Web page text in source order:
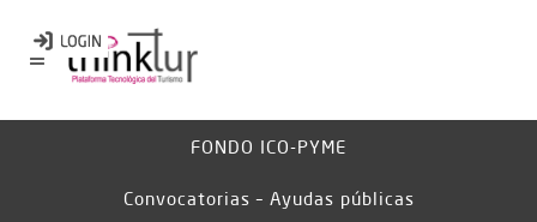
FONDO ICO-PYME
Convocatorias – Ayudas públicas